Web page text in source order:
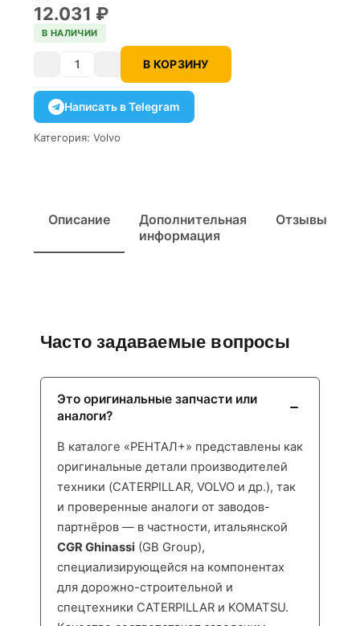
12.031 ₽
В НАЛИЧИИ
Количество В КОРЗИНУ
Написать в Telegram
Категория: Volvo
Описание
Дополнительная
информация
Отзывы
Часто задаваемые вопросы
Это оригинальные запчасти или
аналоги?
В каталоге «РЕНТАЛ+» представлены как
оригинальные детали производителей
техники (CATERPILLAR, VOLVO и др.), так
и проверенные аналоги от заводов-
партнёров — в частности, итальянской
CGR Ghinassi (GB Group),
специализирующейся на компонентах
для дорожно-строительной и
спецтехники CATERPILLAR и KOMATSU.